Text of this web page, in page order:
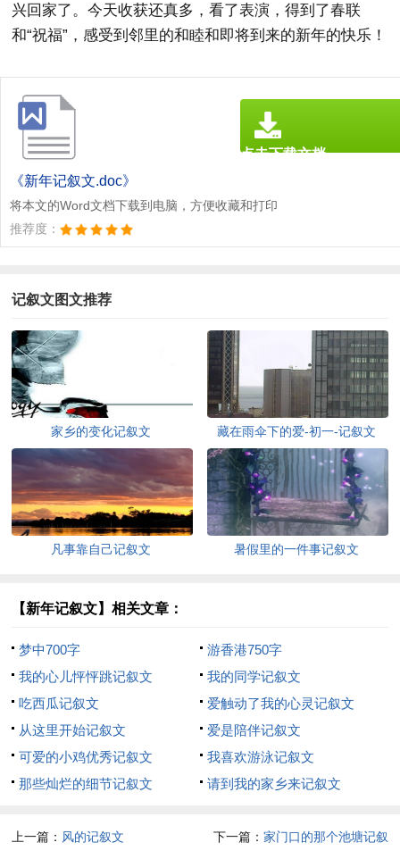
兴回家了。今天收获还真多，看了表演，得到了春联
和“祝福”，感受到邻里的和睦和即将到来的新年的快乐！
《新年记叙文.doc》
将本文的Word文档下载到电脑，方便收藏和打印
推荐度：
点击下载文档
记叙文图文推荐
家乡的变化记叙文 藏在雨伞下的爱-初一-记叙文
凡事靠自己记叙文 暑假里的一件事记叙文
【新年记叙文】相关文章：
梦中700字
游香港750字
我的心儿怦怦跳记叙文
我的同学记叙文
吃西瓜记叙文
爱触动了我的心灵记叙文
从这里开始记叙文
爱是陪伴记叙文
可爱的小鸡优秀记叙文
我喜欢游泳记叙文
那些灿烂的细节记叙文
请到我的家乡来记叙文
上一篇： 风的记叙文 下一篇： 家门口的那个池塘记叙